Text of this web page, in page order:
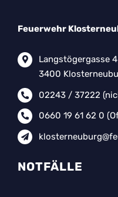
Feuerwehr
Langstögergasse 4
3400
02243 / 37222
0660 19 61 62 0
NOTFÄLLE